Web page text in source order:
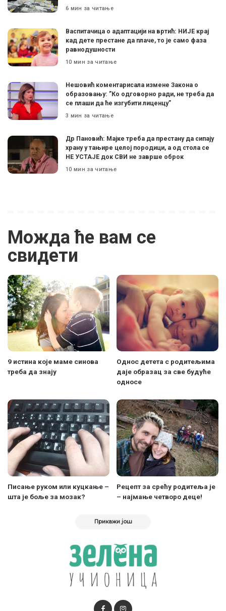
6 мин за читање
Васпитачица о адаптацији на вртић: НИЈЕ крај
кад дете престане да плаче, то је само фаза
равнодушности
10 мин за читање
Нешовић коментарисала измене Закона о
образовању: ”Ко одговорно ради, не треба да
се плаши да ће изгубити лиценцу”
3 мин за читање
Др Пановић: Мајке треба да престану да сипају
храну у тањире целој породици, а од стола се
НЕ УСТАЈЕ док СВИ не заврше оброк
10 мин за читање
Можда ће вам се
свидети
9 истина које маме синова
треба да знају
Однос детета с родитељима
даје образац за све будуће
односе
Писање руком или куцкање –
шта је боље за мозак?
Рецепт за срећу родитеља је
– најмање четворо деце!
Прикажи још